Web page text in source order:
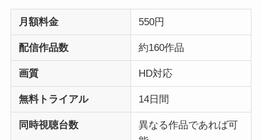
月額料金 550円
配信作品数 約160作品
画質 HD対応
無料トライアル 14日間
同時視聴台数
異なる作品であれば可